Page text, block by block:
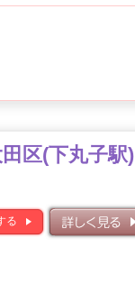
区(下丸子駅)
る